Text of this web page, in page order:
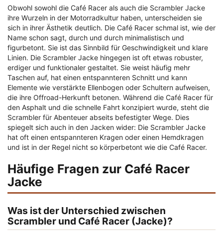
Obwohl sowohl die Café Racer als auch die Scrambler Jacke
ihre Wurzeln in der Motorradkultur haben, unterscheiden sie
sich in ihrer Ästhetik deutlich. Die Café Racer schmal ist, wie der
Name schon sagt, durch und durch minimalistisch und
figurbetont. Sie ist das Sinnbild für Geschwindigkeit und klare
Linien. Die Scrambler Jacke hingegen ist oft etwas robuster,
erdiger und funktionaler gestaltet. Sie weist häufig mehr
Taschen auf, hat einen entspannteren Schnitt und kann
Elemente wie verstärkte Ellenbogen oder Schultern aufweisen,
die ihre Offroad-Herkunft betonen. Während die Café Racer für
den Asphalt und die schnelle Fahrt konzipiert wurde, steht die
Scrambler für Abenteuer abseits befestigter Wege. Dies
spiegelt sich auch in den Jacken wider: Die Scrambler Jacke
hat oft einen entspannteren Kragen oder einen Hemdkragen
und ist in der Regel nicht so körperbetont wie die Café Racer.
Häufige Fragen zur Café Racer
Jacke
Was ist der Unterschied zwischen
Scrambler und Café Racer (Jacke)?